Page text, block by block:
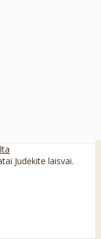
Judėkite laisvai.